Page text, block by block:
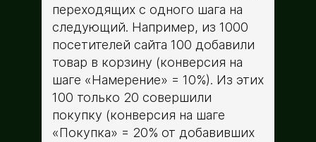
переходящих с одного шага на
следующий. Например, из 1000
посетителей сайта 100 добавили
товар в корзину (конверсия на
шаге «Намерение» = 10%). Из этих
100 только 20 совершили
покупку (конверсия на шаге
«Покупка» = 20% от добавивших